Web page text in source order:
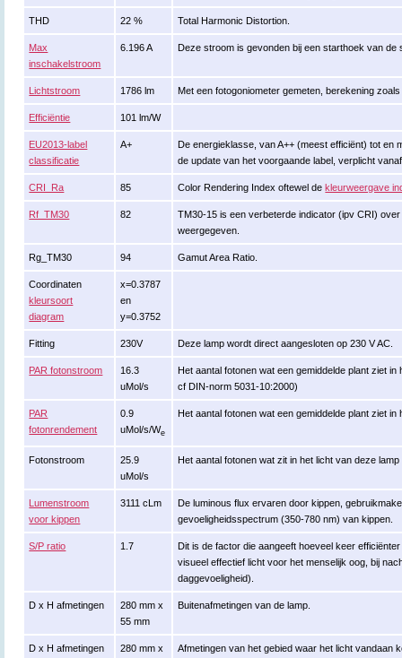
THD 22 % Total Harmonic Distortion.
Max
inschakelstroom
6.196 A Deze stroom is gevonden bij een starthoek van de
Lichtstroom 1786 lm Met een fotogoniometer gemeten, berekening
Efficiëntie 101 lm/W
EU2013-label
classificatie
A+
De energieklasse, van A++ (meest efficiënt) tot en
de update van het voorgaande label, verplicht
CRI_Ra 85 Color Rendering Index oftewel dekleurweergave
Rf_TM30 82
TM30-15 is een verbeterde indicator (ipv CRI)
weergegeven.
Rg_TM30 94 Gamut Area Ratio.
Coordinaten
kleursoort
diagram
x=0.3787
en
y=0.3752
Fitting 230V Deze lamp wordt direct aangesloten op 230 V AC.
PAR fotonstroom
16.3
uMol/s
Het aantal fotonen wat een gemiddelde plant ziet
cf DIN-norm 5031-10:2000)
PAR
fotonrendement
0.9
uMol/s/We
Het aantal fotonen wat een gemiddelde plant ziet in
Fotonstroom
25.9
uMol/s
Het aantal fotonen wat zit in het licht van deze
Lumenstroom
voor kippen
3111 cLm
De luminous flux ervaren door kippen,
gevoeligheidsspectrum (350-780 nm) van kippen.
S/P ratio 1.7
Dit is de factor die aangeeft hoeveel keer
visueel effectief licht voor het menselijk oog, bij
daggevoeligheid).
D x H afmetingen
280 mm x
55 mm
Buitenafmetingen van de lamp.
D x H afmetingen
280 mm x
Afmetingen van het gebied waar het licht vandaan